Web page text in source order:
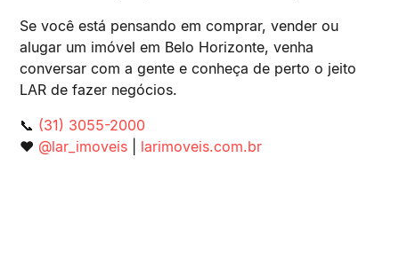
Se você está pensando em comprar, vender ou
alugar um imóvel em Belo Horizonte, venha
conversar com a gente e conheça de perto o jeito
LAR de fazer negócios.
📞 (31) 3055-2000
❤️ @lar_imoveis larimoveis.com.br